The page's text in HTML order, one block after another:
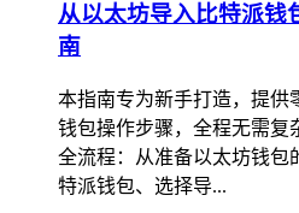
从以太坊导入比特派钱
南
本指南专为新手打造，提供
钱包操作步骤，全程无需复
全流程：从准备以太坊钱包
特派钱包、选择导...